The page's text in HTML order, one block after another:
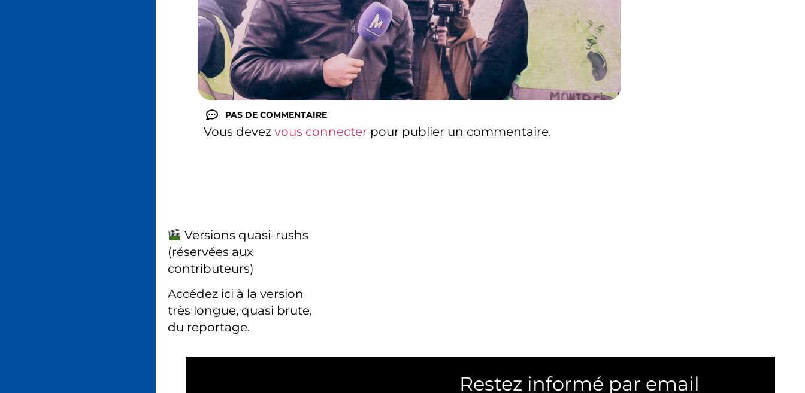
PAS DE COMMENTAIRE
Vous devez vous connecter pour publier un commentaire.
Versions quasi-rushs
(réservées aux
contributeurs)
Accédez ici à la version
très longue, quasi brute,
du reportage.
Restez informé par email